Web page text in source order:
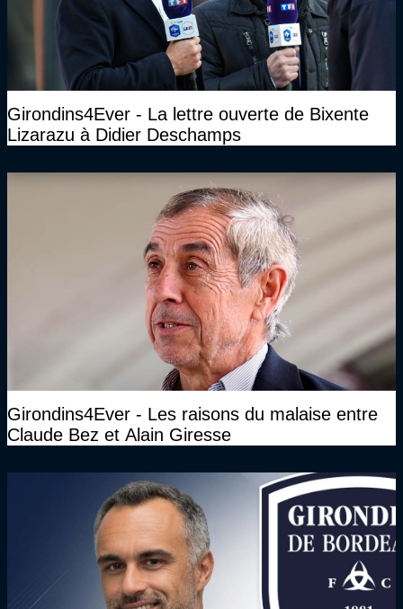
Girondins4Ever - La lettre ouverte de Bixente
Lizarazu à Didier Deschamps
Girondins4Ever - Les raisons du malaise entre
Claude Bez et Alain Giresse